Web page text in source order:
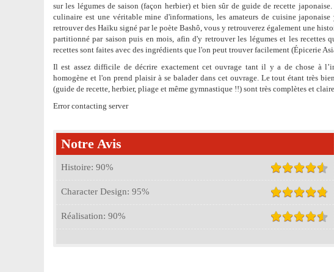
sur les légumes de saison (façon herbier) et bien sûr de guide de recette
culinaire est une véritable mine d'informations, les amateurs de cuisine
retrouver des Haïku signé par le poète Bashô, vous y retrouverez également une
partitionné par saison puis en mois, afin d'y retrouver les légumes et les recettes
recettes sont faites avec des ingrédients que l'on peut trouver facilement (Épicerie
Il est assez difficile de décrire exactement cet ouvrage tant il y a de chose à
homogène et l'on prend plaisir à se balader dans cet ouvrage. Le tout étant très
(guide de recette, herbier, pliage et même gymnastique !!) sont très complètes et
Error contacting server
Notre Avis
Histoire: 90%
Character Design: 95%
Réalisation: 90%